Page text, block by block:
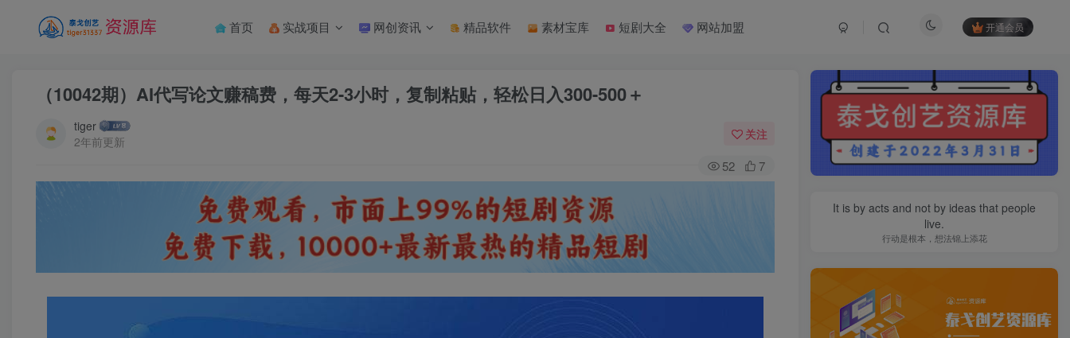
首页 实战项目 网创资讯 精品软件 素材宝库 短剧大全 网站加盟 开通会员
（10042期）AI代写论文赚稿费，每天2-3小时，复制粘贴，轻松日入300-500＋
tiger
2年前更新
关注
52 7
It is by acts and not by ideas that people
live.
行动是根本，想法锦上添花